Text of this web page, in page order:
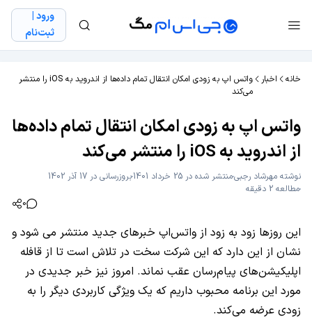
ورود |
ثبت‌نام
خانه اخبار
واتس اپ به زودی امکان انتقال تمام داده‌ها از اندروید به iOS را منتشر
می‌کند
واتس اپ به زودی امکان انتقال تمام داده‌ها
از اندروید به iOS را منتشر می‌کند
نوشته مهرشاد رجبیمنتشر شده در 25 خرداد 1401
بروزرسانی در 17 آذر 1402
مطالعه 2 دقیقه
0
این روزها زود به زود از واتس‌اپ خبرهای جدید منتشر می شود و
نشان از این دارد که این شرکت سخت در تلاش است تا از قافله
اپلیکیشن‌های پیام‌رسان عقب نماند. امروز نیز خبر جدیدی در
مورد این برنامه محبوب داریم که یک ویژگی کاربردی دیگر را به
زودی عرضه می‌کند.